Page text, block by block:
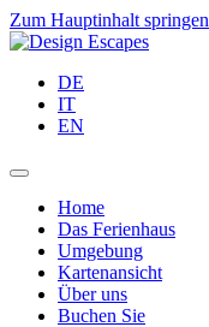
Zum Hauptinhalt springen
DE
IT
EN
Home
Das Ferienhaus
Umgebung
Kartenansicht
Über uns
Buchen Sie